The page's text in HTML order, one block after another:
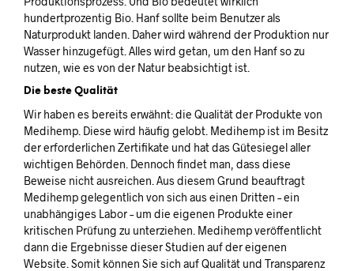
hundertprozentig Bio. Hanf sollte beim Benutzer als
Naturprodukt landen. Daher wird während der Produktion nur
Wasser hinzugefügt. Alles wird getan, um den Hanf so zu
nutzen, wie es von der Natur beabsichtigt ist.
Die beste Qualität
Wir haben es bereits erwähnt: die Qualität der Produkte von
Medihemp. Diese wird häufig gelobt. Medihemp ist im Besitz
der erforderlichen Zertifikate und hat das Gütesiegel aller
wichtigen Behörden. Dennoch findet man, dass diese
Beweise nicht ausreichen. Aus diesem Grund beauftragt
Medihemp gelegentlich von sich aus einen Dritten – ein
unabhängiges Labor – um die eigenen Produkte einer
kritischen Prüfung zu unterziehen. Medihemp veröffentlicht
dann die Ergebnisse dieser Studien auf der eigenen
Website. Somit können Sie sich auf Qualität und Transparenz